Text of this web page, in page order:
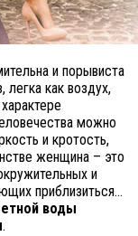
и порывиста
легка как воздух,
можно
и кротость,
женщина – это
и
приблизиться…
воды
.